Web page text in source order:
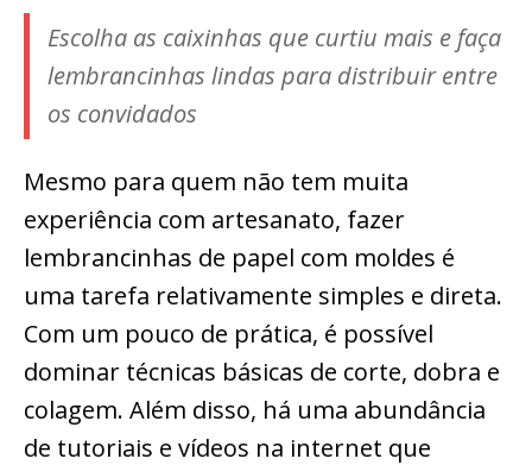
Escolha as caixinhas que curtiu mais e faça
lembrancinhas lindas para distribuir entre
os convidados
Mesmo para quem não tem muita
experiência com artesanato, fazer
lembrancinhas de papel com moldes é
uma tarefa relativamente simples e direta.
Com um pouco de prática, é possível
dominar técnicas básicas de corte, dobra e
colagem. Além disso, há uma abundância
de tutoriais e vídeos na internet que